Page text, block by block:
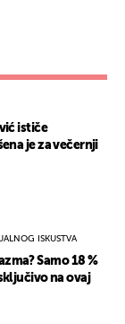
ističe
je za večernji
ISKUSTVA
Samo 18 %
na ovaj